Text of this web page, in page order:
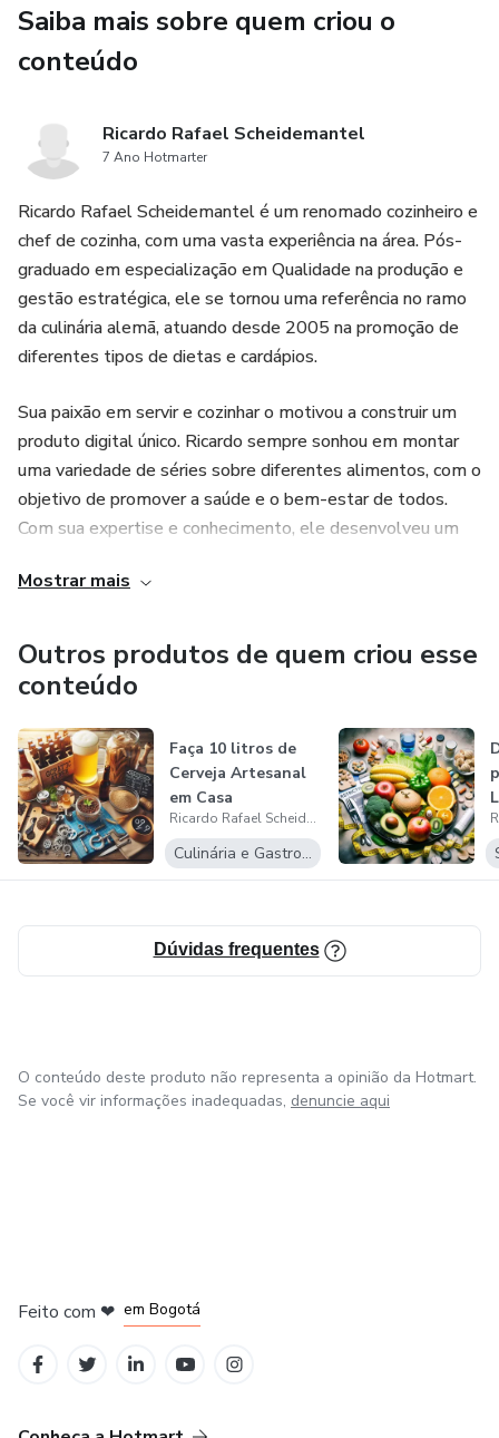
**Comece a ganhar dinheiro com aquilo que você já sabe
fazer!** Com o eBook "Ganhe Dinheiro como Marido de
uma fonte de renda estável e crescente.
Saiba mais sobre quem criou o
conteúdo
Ricardo Rafael Scheidemantel
7 Ano Hotmarter
Ricardo Rafael Scheidemantel é um renomado cozinheiro e
chef de cozinha, com uma vasta experiência na área. Pós-
graduado em especialização em Qualidade na produção e
gestão estratégica, ele se tornou uma referência no ramo
da culinária alemã, atuando desde 2005 na promoção de
diferentes tipos de dietas e cardápios.
Sua paixão em servir e cozinhar o motivou a construir um
produto digital único. Ricardo sempre sonhou em montar
uma variedade de séries sobre diferentes alimentos, com o
objetivo de promover a saúde e o bem-estar de todos.
Com sua expertise e conhecimento, ele desenvolveu um
da gastronomia.
Se você busca aprender novas técnicas culinárias, descobrir
segredos de receitas deliciosas e se aventurar na cozinha,
não pode deixar de conferir o produto digital de Ricardo
Rafael Scheidemantel. Tenha acesso a um conteúdo de
qualidade, elaborado por um verdadeiro especialista no
assunto. Aproveite essa oportunidade e transforme suas
habilidades na cozinha!
Mostrar mais
Outros produtos de quem criou esse
conteúdo
Faça 10 litros de
Cerveja Artesanal
em Casa
Ricardo Rafael Scheidemantel
Culinária e Gastronomia
Dúvidas frequentes
O conteúdo deste produto não representa a opinião da Hotmart.
Se você vir informações inadequadas, denuncie aqui
Feito com ❤ em Bogotá